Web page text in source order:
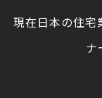
現在日本の住宅
ナ